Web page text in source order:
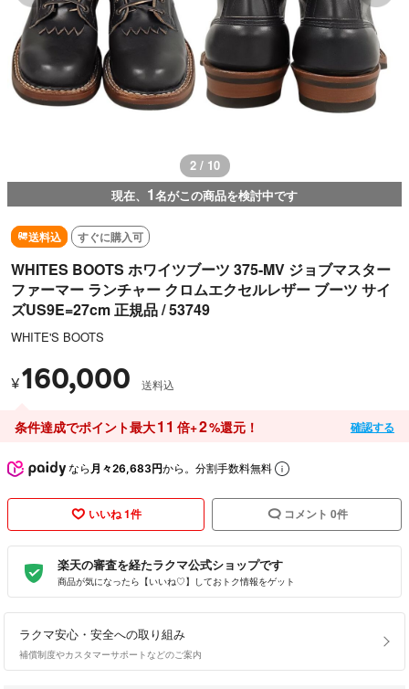
2 / 10
現在、 1名がこの商品を検討中です
送料込 すぐに購入可
WHITES BOOTS ホワイツブーツ 375-MV ジョブマスター
ファーマー ランチャー クロムエクセルレザー ブーツ サイ
ズUS9E=27cm 正規品 / 53749
WHITE'S BOOTS
¥160,000 送料込
条件達成でポイント最大11 倍+2%還元！ 確認する
なら 月々26,683円から。分割手数料無料
いいね 1件 コメント 0件
楽天の審査を経たラクマ公式ショップです
商品が気になったら【いいね♡】しておトク情報をゲット
ラクマ安心・安全への取り組み
補償制度やカスタマーサポートなどのご案内